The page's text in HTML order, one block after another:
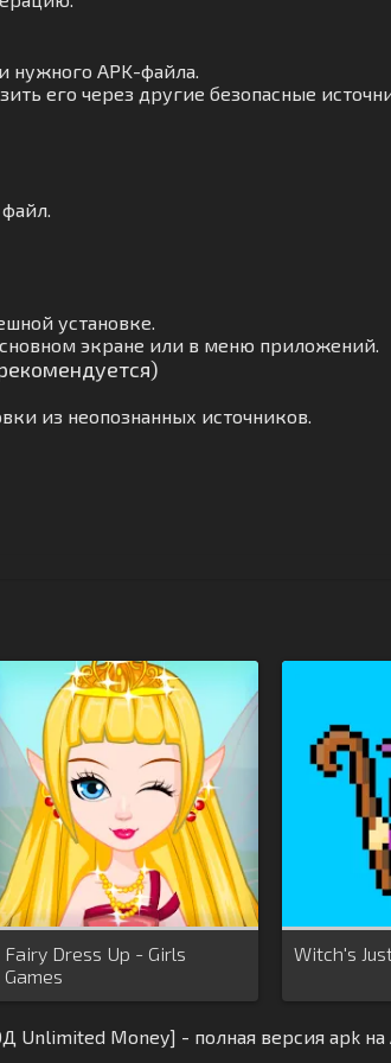
нужного APK-файла.
его через другие безопасные
установке.
экране или в меню приложений.
из неопознанных источников.
Fairy Dress Up - Girls
Games
Witch's
Unlimited Money] - полная версия apk